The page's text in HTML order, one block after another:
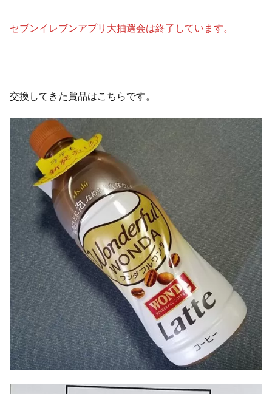
セブンイレブンアプリ大抽選会は終了しています。
交換してきた賞品はこちらです。